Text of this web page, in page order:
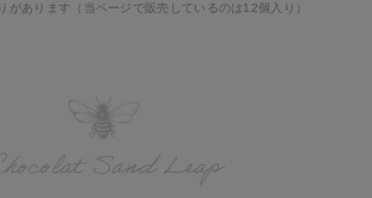
があります（当ページで販売しているのは12個入り）
Chocolat Sand Leap